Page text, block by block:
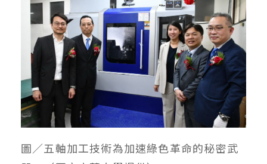
圖／五軸加工技術為加速綠色革命的秘密武